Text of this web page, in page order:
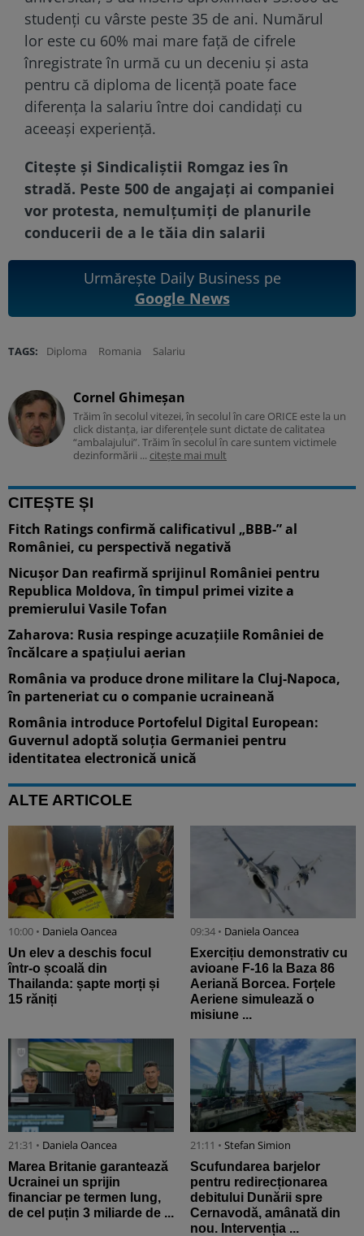
studenţi cu vârste peste 35 de ani. Numărul
lor este cu 60% mai mare față de cifrele
înregistrate în urmă cu un deceniu și asta
pentru că diploma de licenţă poate face
diferenţa la salariu între doi candidaţi cu
aceeaşi experienţă.
Citește și Sindicaliștii Romgaz ies în
stradă. Peste 500 de angajați ai companiei
vor protesta, nemulțumiți de planurile
conducerii de a le tăia din salarii
Urmărește Daily Business pe
Google News
TAGS: Diploma Romania Salariu
Cornel Ghimeșan
Trăim în secolul vitezei, în secolul în care ORICE este la un
click distanța, iar diferențele sunt dictate de calitatea
“ambalajului”. Trăim în secolul în care suntem victimele
dezinformării ... citește mai mult
CITEȘTE ȘI
Fitch Ratings confirmă calificativul „BBB-” al
României, cu perspectivă negativă
Nicușor Dan reafirmă sprijinul României pentru
Republica Moldova, în timpul primei vizite a
premierului Vasile Tofan
Zaharova: Rusia respinge acuzațiile României de
încălcare a spațiului aerian
România va produce drone militare la Cluj-Napoca,
în parteneriat cu o companie ucraineană
România introduce Portofelul Digital European:
Guvernul adoptă soluția Germaniei pentru
identitatea electronică unică
ALTE ARTICOLE
10:00 • Daniela Oancea
Un elev a deschis focul
într-o școală din
Thailanda: șapte morți și
15 răniți
09:34 • Daniela Oancea
Exercițiu demonstrativ cu
avioane F-16 la Baza 86
Aeriană Borcea. Forțele
Aeriene simulează o
misiune ...
21:31 • Daniela Oancea
Marea Britanie garantează
Ucrainei un sprijin
financiar pe termen lung,
de cel puțin 3 miliarde de ...
21:11 • Stefan Simion
Scufundarea barjelor
pentru redirecționarea
debitului Dunării spre
Cernavodă, amânată din
nou. Intervenția ...